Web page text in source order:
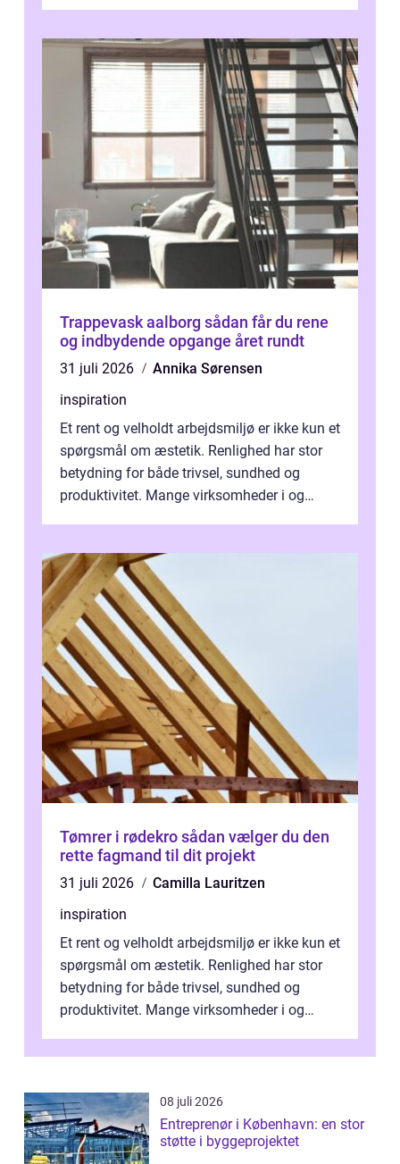
Trappevask aalborg sådan får du rene
og indbydende opgange året rundt
31 juli 2026
Annika Sørensen
inspiration
Et rent og velholdt arbejdsmiljø er ikke kun et
spørgsmål om æstetik. Renlighed har stor
betydning for både trivsel, sundhed og
produktivitet. Mange virksomheder i og
Tømrer i rødekro sådan vælger du den
rette fagmand til dit projekt
31 juli 2026
Camilla Lauritzen
inspiration
Et rent og velholdt arbejdsmiljø er ikke kun et
spørgsmål om æstetik. Renlighed har stor
betydning for både trivsel, sundhed og
produktivitet. Mange virksomheder i og
08 juli 2026
Entreprenør i København: en stor
støtte i byggeprojektet